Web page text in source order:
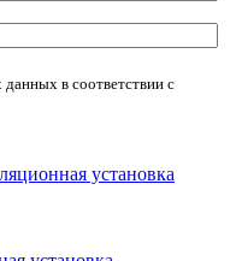
в соответствии с
установка